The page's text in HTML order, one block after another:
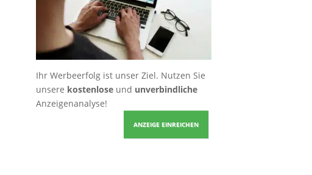
Ihr Werbeerfolg ist unser Ziel. Nutzen Sie
unsere kostenloseund unverbindliche
Anzeigenanalyse!
ANZEIGE EINREICHEN